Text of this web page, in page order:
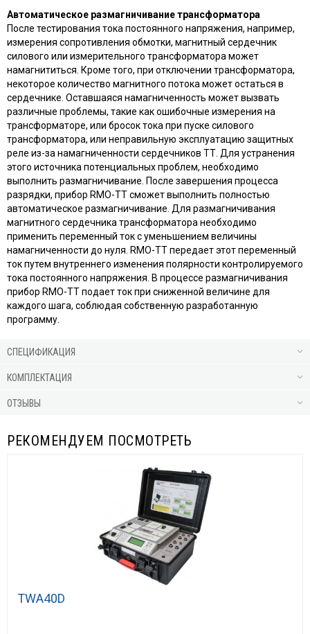
Автоматическое размагничивание трансформатора
После тестирования тока постоянного напряжения, например,
измерения сопротивления обмотки, магнитный сердечник
силового или измерительного трансформатора может
намагнититься. Кроме того, при отключении трансформатора,
некоторое количество магнитного потока может остаться в
сердечнике. Оставшаяся намагниченность может вызвать
различные проблемы, такие как ошибочные измерения на
трансформаторе, или бросок тока при пуске силового
трансформатора, или неправильную эксплуатацию защитных
реле из-за намагниченности сердечников ТТ. Для устранения
этого источника потенциальных проблем, необходимо
выполнить размагничивание. После завершения процесса
разрядки, прибор RMO-TT сможет выполнить полностью
автоматическое размагничивание. Для размагничивания
магнитного сердечника трансформатора необходимо
применить переменный ток с уменьшением величины
намагниченности до нуля. RMO-TT передает этот переменный
ток путем внутреннего изменения полярности контролируемого
тока постоянного напряжения. В процессе размагничивания
прибор RMO-TT подает ток при сниженной величине для
каждого шага, соблюдая собственную разработанную
программу.
СПЕЦИФИКАЦИЯ
КОМПЛЕКТАЦИЯ
ОТЗЫВЫ
РЕКОМЕНДУЕМ ПОСМОТРЕТЬ
TWA40D